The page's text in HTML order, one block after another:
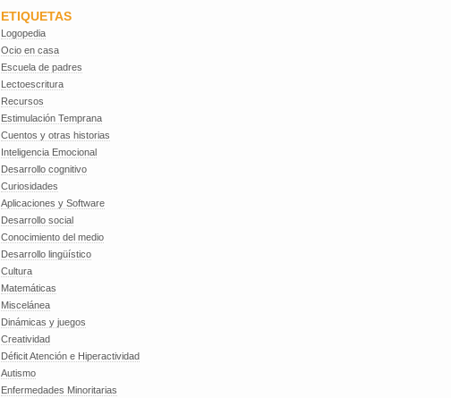
ETIQUETAS
Logopedia
Ocio en casa
Escuela de padres
Lectoescritura
Recursos
Estimulación Temprana
Cuentos y otras historias
Inteligencia Emocional
Desarrollo cognitivo
Curiosidades
Aplicaciones y Software
Desarrollo social
Conocimiento del medio
Desarrollo lingüístico
Cultura
Matemáticas
Miscelánea
Dinámicas y juegos
Creatividad
Déficit Atención e Hiperactividad
Autismo
Enfermedades Minoritarias